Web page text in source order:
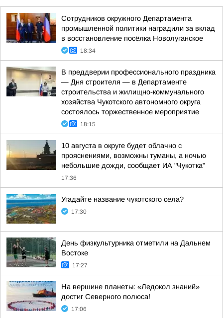
Сотрудников окружного Департамента
промышленной политики наградили за вклад
в восстановление посёлка Новолуганское
18:34
В преддверии профессионального праздника
— Дня строителя — в Департаменте
строительства и жилищно-коммунального
хозяйства Чукотского автономного округа
состоялось торжественное мероприятие
18:15
10 августа в округе будет облачно с
прояснениями, возможны туманы, а ночью
небольшие дожди, сообщает ИА "Чукотка"
17:36
Угадайте название чукотского села?
17:30
День физкультурника отметили на Дальнем
Востоке
17:27
На вершине планеты: «Ледокол знаний»
достиг Северного полюса!
17:06